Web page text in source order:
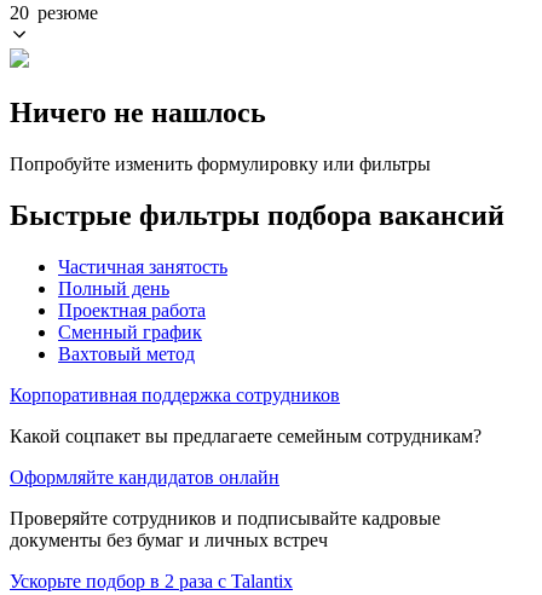
20 резюме
Ничего не нашлось
Попробуйте изменить формулировку или фильтры
Быстрые фильтры подбора вакансий
Частичная занятость
Полный день
Проектная работа
Сменный график
Вахтовый метод
Корпоративная поддержка сотрудников
Какой соцпакет вы предлагаете семейным сотрудникам?
Оформляйте кандидатов онлайн
Проверяйте сотрудников и подписывайте кадровые
документы без бумаг и личных встреч
Ускорьте подбор в 2 раза с Talantix